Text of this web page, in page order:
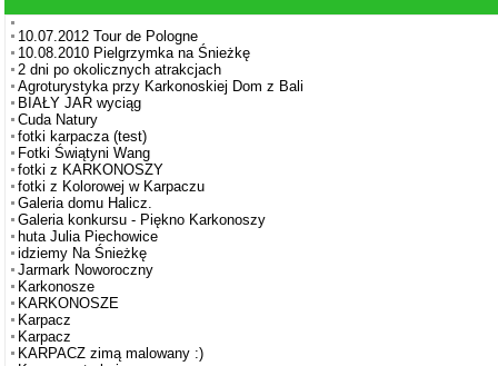
10.07.2012 Tour de Pologne
10.08.2010 Pielgrzymka na Śnieżkę
2 dni po okolicznych atrakcjach
Agroturystyka przy Karkonoskiej Dom z Bali
BIAŁY JAR wyciąg
Cuda Natury
fotki karpacza (test)
Fotki Świątyni Wang
fotki z KARKONOSZY
fotki z Kolorowej w Karpaczu
Galeria domu Halicz.
Galeria konkursu - Piękno Karkonoszy
huta Julia Piechowice
idziemy Na Śnieżkę
Jarmark Noworoczny
Karkonosze
KARKONOSZE
Karpacz
Karpacz
KARPACZ zimą malowany :)